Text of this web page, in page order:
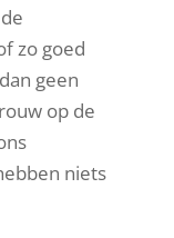
zo goed
geen
op de
niets